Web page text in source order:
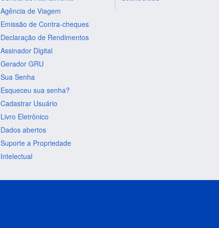
Agência de Viagem
Emissão de Contra-cheques
Declaração de Rendimentos
Assinador Digital
Gerador GRU
Sua Senha
Esqueceu sua senha?
Cadastrar Usuário
Livro Eletrônico
Dados abertos
Suporte a Propriedade
Intelectual